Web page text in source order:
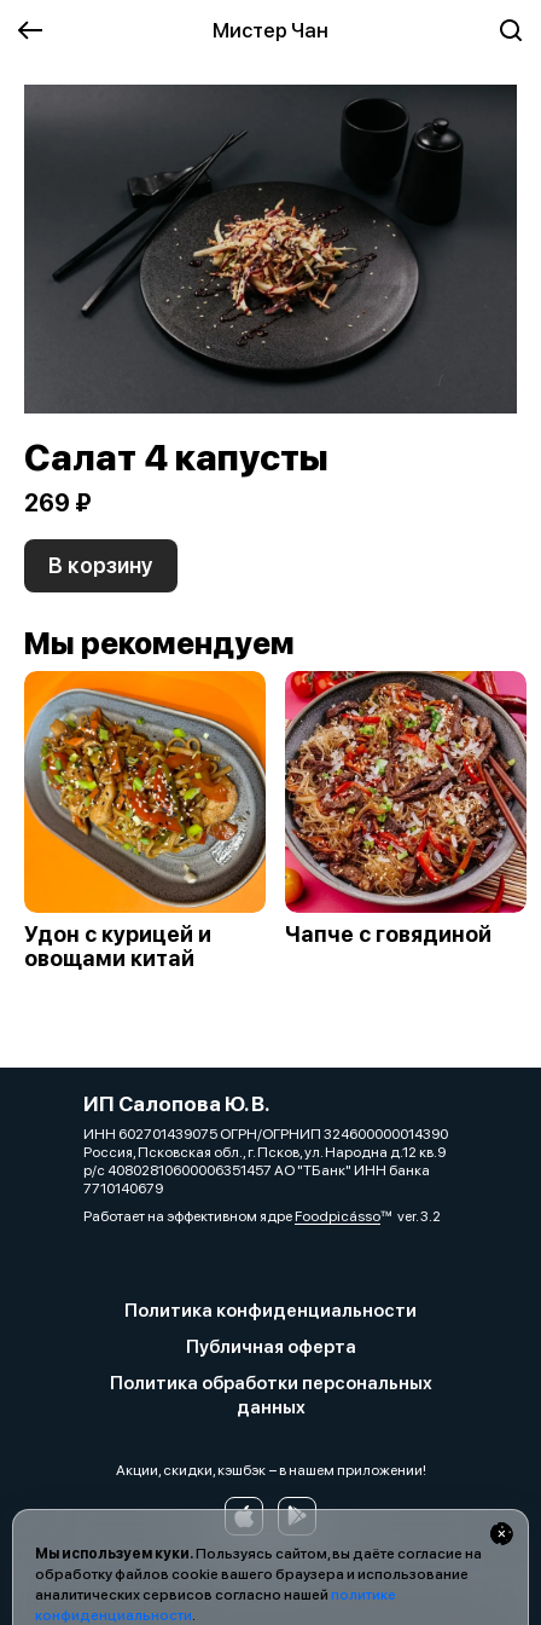
Мистер Чан
Мы используем куки.Пользуясь сайтом, вы даёте согласие на
обработку файлов cookie вашего браузера и использование
аналитических сервисов согласно нашей политике
конфиденциальности.
Салат 4 капусты
269 ₽
В корзину
Мы рекомендуем
Удон с курицей и
овощами китай
Чапче с говядиной
ИП Салопова Ю. В.
ИНН 602701439075 ОГРН/ОГРНИП 324600000014390
Россия, Псковская обл., г. Псков, ул. Народна д.12 кв.9
р/с 40802810600006351457 АО "ТБанк" ИНН банка
7710140679
Работает на эффективном ядреFoodpicássover. 3.2
Политика конфиденциальности
Публичная оферта
Политика обработки персональных
данных
Акции, скидки, кэшбэк − в нашем приложении!